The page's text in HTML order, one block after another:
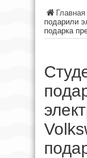
Главная
подарили
подарка